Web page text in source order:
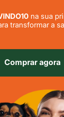
na sua
transformar a
Comprar agora